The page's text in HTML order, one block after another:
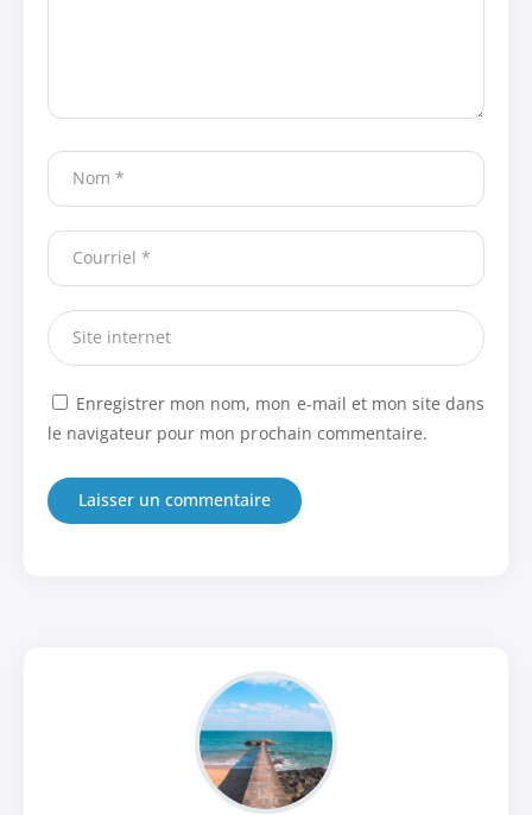
Enregistrer mon nom, mon e-mail et mon site dans
le navigateur pour mon prochain commentaire.